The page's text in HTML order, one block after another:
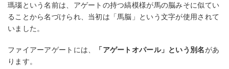
瑪瑙という名前は、アゲートの持つ縞模様が馬の脳みそに似てい
ることから名づけられ、当初は「馬脳」という文字が使用されて
いました。
ファイアーアゲートには、 「アゲートオパール」という別名があ
ります。